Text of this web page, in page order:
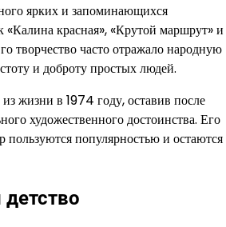
ярких и запоминающихся
«Калина красная», «Крутой маршрут» и
творчество часто отражало народную
и доброту простых людей.
жизни в 1974 году, оставив после
художественного достоинства. Его
пользуются популярностью и остаются